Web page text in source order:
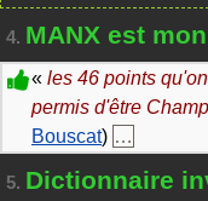
4. MANX est
« les 46 points
permis d'être
Bouscat) …
5. Dictionnaire